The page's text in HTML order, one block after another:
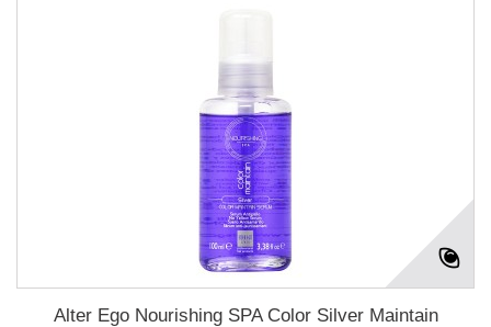
Alter Ego Nourishing SPA Color Silver Maintain